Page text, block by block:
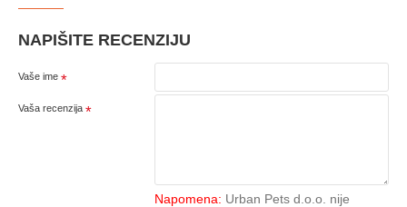
NAPIŠITE RECENZIJU
Vaše ime
Vaša recenzija
Napomena: Urban Pets d.o.o. nije